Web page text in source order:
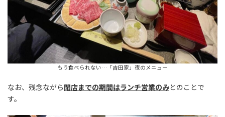
もう食べられない…「吉田家」夜のメニュー
なお、残念ながら閉店までの期間はランチ営業のみとのことで
す。